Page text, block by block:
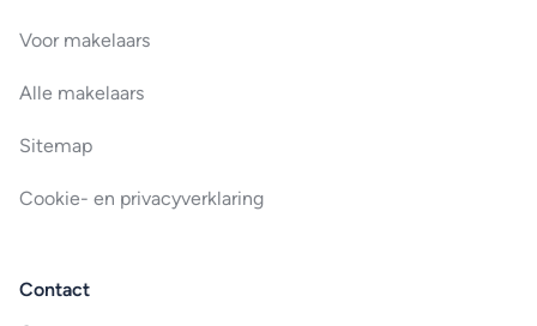
Voor makelaars
Alle makelaars
Sitemap
Cookie- en privacyverklaring
Contact